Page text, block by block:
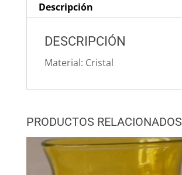
Descripción
DESCRIPCIÓN
Material: Cristal
PRODUCTOS RELACIONADOS